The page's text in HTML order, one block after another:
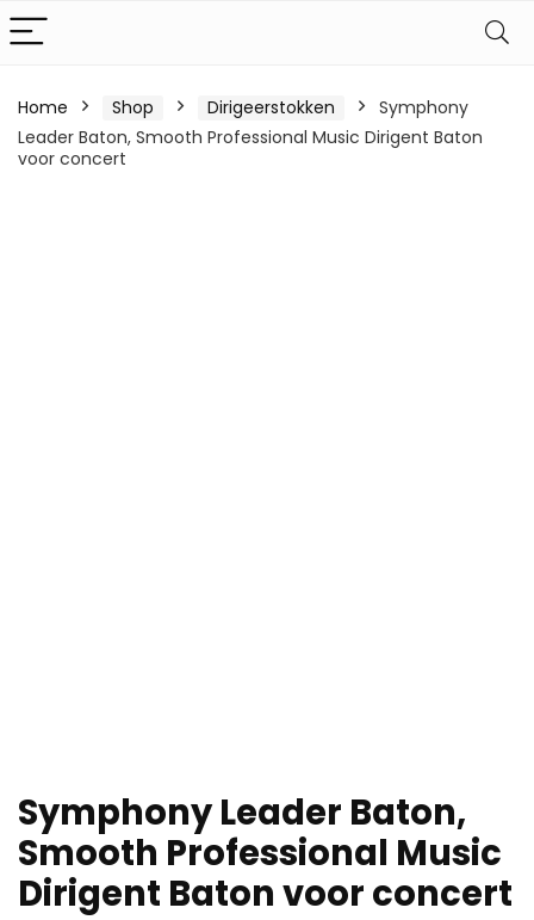
Home Shop Dirigeerstokken
Symphony
Leader Baton, Smooth Professional Music Dirigent Baton
voor concert
Symphony Leader Baton,
Smooth Professional Music
Dirigent Baton voor concert